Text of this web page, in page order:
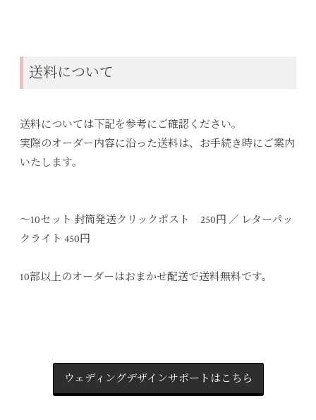
送料について
送料については下記を参考にご確認ください。
実際のオーダー内容に沿った送料は、お手続き時にご案内
いたします。
〜10セット 封筒発送クリックポスト 250円 ／ レターパッ
クライト 450円
10部以上のオーダーはおまかせ配送で送料無料です。
ウェディングデザインサポートはこちら